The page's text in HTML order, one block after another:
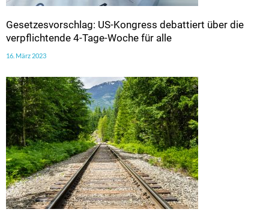
Gesetzesvorschlag: US-Kongress debattiert über die
verpflichtende 4-Tage-Woche für alle
16. März 2023